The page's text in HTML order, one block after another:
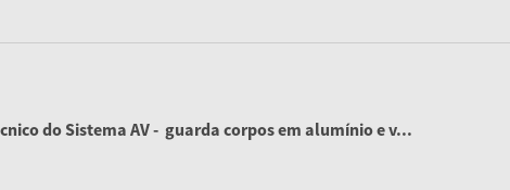
do Sistema AV - guarda corpos em alumínio e v...